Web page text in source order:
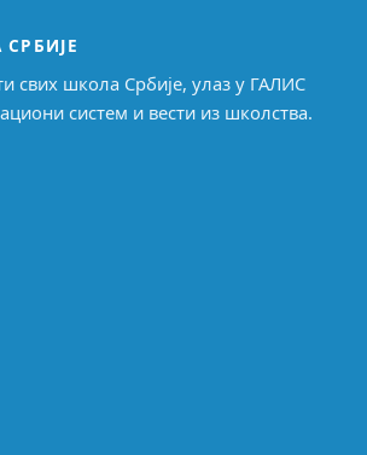
свих школа Србије, улаз у ГАЛИС
систем и вести из школства.